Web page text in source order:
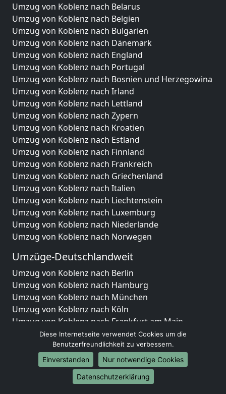
Umzug von Koblenz nach Belarus
Umzug von Koblenz nach Belgien
Umzug von Koblenz nach Bulgarien
Umzug von Koblenz nach Dänemark
Umzug von Koblenz nach England
Umzug von Koblenz nach Portugal
Umzug von Koblenz nach Bosnien und Herzegowina
Umzug von Koblenz nach Irland
Umzug von Koblenz nach Lettland
Umzug von Koblenz nach Zypern
Umzug von Koblenz nach Kroatien
Umzug von Koblenz nach Estland
Umzug von Koblenz nach Finnland
Umzug von Koblenz nach Frankreich
Umzug von Koblenz nach Griechenland
Umzug von Koblenz nach Italien
Umzug von Koblenz nach Liechtenstein
Umzug von Koblenz nach Luxemburg
Umzug von Koblenz nach Niederlande
Umzug von Koblenz nach Norwegen
Umzüge-Deutschlandweit
Umzug von Koblenz nach Berlin
Umzug von Koblenz nach Hamburg
Umzug von Koblenz nach München
Umzug von Koblenz nach Köln
Umzug von Koblenz nach Frankfurt am Main
Umzug von Koblenz nach Stuttgart
Umzug von Koblenz nach Düsseldorf
Umzug von Koblenz nach Leipzig
Umzug von Koblenz nach Dortmund
Umzug von Koblenz nach Essen
Diese Internetseite verwendet Cookies um die
Benutzerfreundlichkeit zu verbessern.
Einverstanden
Nur notwendige Cookies
Datenschutzerklärung